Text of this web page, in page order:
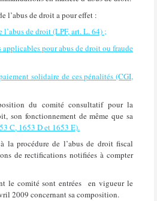
l’abus de droit a pour effet :
de droit (LPF, art. L. 64) ;
applicables pour abus de droit ou fraude
solidaire de ces pénalités (CGI,
du comité consultatif pour la
son fonctionnement de même que sa
C, 1653 D et 1653 E).
la procédure de l’abus de droit fiscal
de rectifications notifiées à compter
le comité sont entrées
en vigueur le
2009 concernant sa composition.